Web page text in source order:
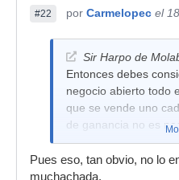
#22 por Carmelopec el
Sir Harpo de
Entonces debes
negocio abierto todo
que se vende uno
de ganancia no es
Pues eso, tan obvio, no lo
muchachada.